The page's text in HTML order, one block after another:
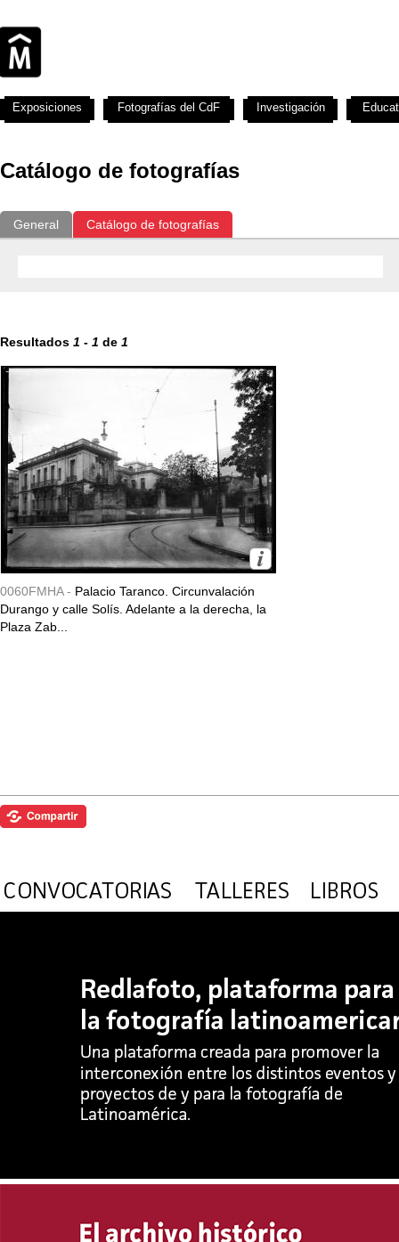
Catálogo de fotografías
General Catálogo de fotografías
Resultados 1 - 1 de 1
0060FMHA - Palacio Taranco. Circunvalación
Durango y calle Solís. Adelante a la derecha, la
Plaza Zab...
Exposiciones Fotografías del CdF Investigación